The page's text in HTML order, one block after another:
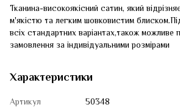
Тканина-високоякісний сатин, який
м'якістю та легким шовковистим
всіх стандартних варіантах,також можливе
замовлення за індивідуальними розмірами
Характеристики
Артикул
50348